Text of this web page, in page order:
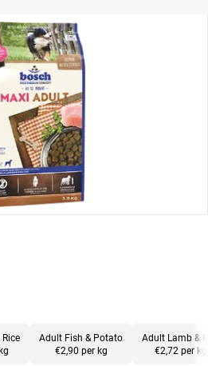
Adult Fish & Potato
€2,90 per kg
Adult Lamb &
€2,72 per kg